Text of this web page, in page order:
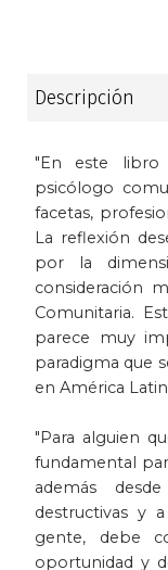
Ingeniería
Lenguas
Literatura
Matemáticas
Medicina
Música
Narcotráfico
Descripción
"En este libro
psicólogo
facetas,
La reflexión
por la
consideración
Comunitaria.
parece muy
paradigma que
en América
"Para alguien
fundamental
además
destructivas y
gente, debe
oportunidad y